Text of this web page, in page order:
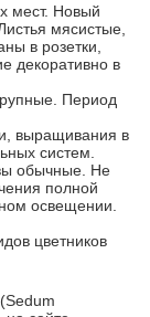
мест. Новый
мясистые,
в розетки,
декоративно в
Период
выращивания в
систем.
обычные. Не
полной
освещении.
цветников